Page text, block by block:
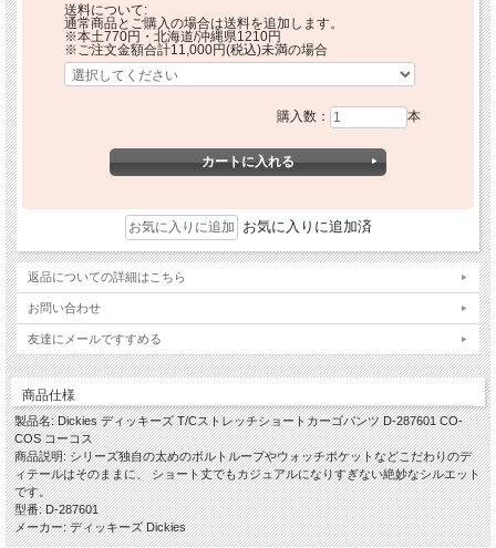
送料について:
通常商品とご購入の場合は送料を追加します。
※本土770円・北海道/沖縄県1210円
※ご注文金額合計11,000円(税込)未満の場合
購入数： 本
お気に入りに追加済
返品についての詳細はこちら
お問い合わせ
友達にメールですすめる
商品仕様
製品名: Dickies ディッキーズ T/Cストレッチショートカーゴパンツ D-287601 CO-
COS コーコス
商品説明: シリーズ独自の太めのボルトループやウォッチポケットなどこだわりのデ
ィテールはそのままに、 ショート丈でもカジュアルになりすぎない絶妙なシルエット
です。
型番: D-287601
メーカー: ディッキーズ Dickies